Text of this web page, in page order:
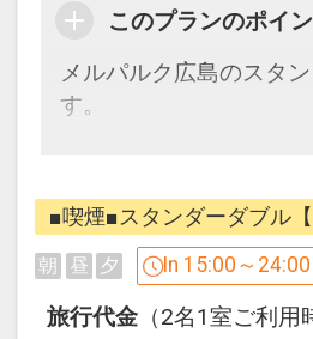
自動投入になります）
・利用時間の制限は設
が、深夜から未明の時間
【ホテルまでのアクセ
・広島バスセンターそ
・広島電鉄 紙屋町西電
このプランのポイ
メルパルク広島のスタ
す。
うに、清潔なお部屋を提
フロントスタッフは、フ
らスピードある応対を
お客様が安心・安全に広
お過ごしいただけるよ
■喫煙■スタンダーダブル【
朝 昼 夕 In 15:00～
旅行代金 （2名1室ご利